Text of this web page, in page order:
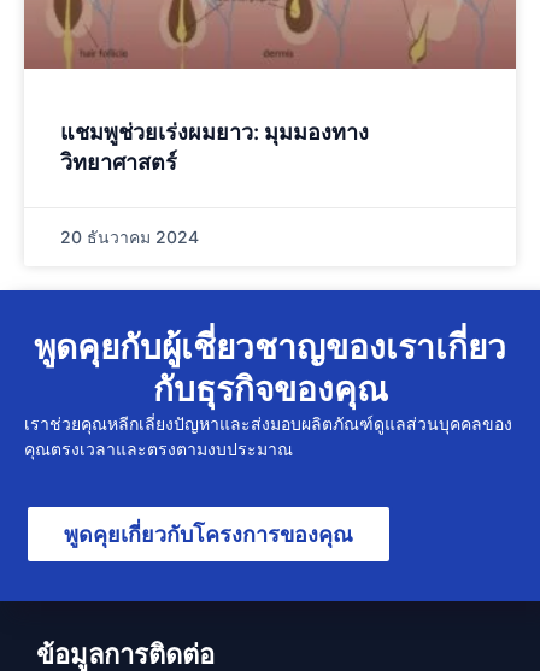
แชมพูช่วยเร่งผมยาว: มุมมองทาง
วิทยาศาสตร์
20 ธันวาคม 2024
พูดคุยกับผู้เชี่ยวชาญของเราเกี่ยว
กับธุรกิจของคุณ
เราช่วยคุณหลีกเลี่ยงปัญหาและส่งมอบผลิตภัณฑ์ดูแลส่วนบุคคลของ
คุณตรงเวลาและตรงตามงบประมาณ
พูดคุยเกี่ยวกับโครงการของคุณ
ข้อมูลการติดต่อ